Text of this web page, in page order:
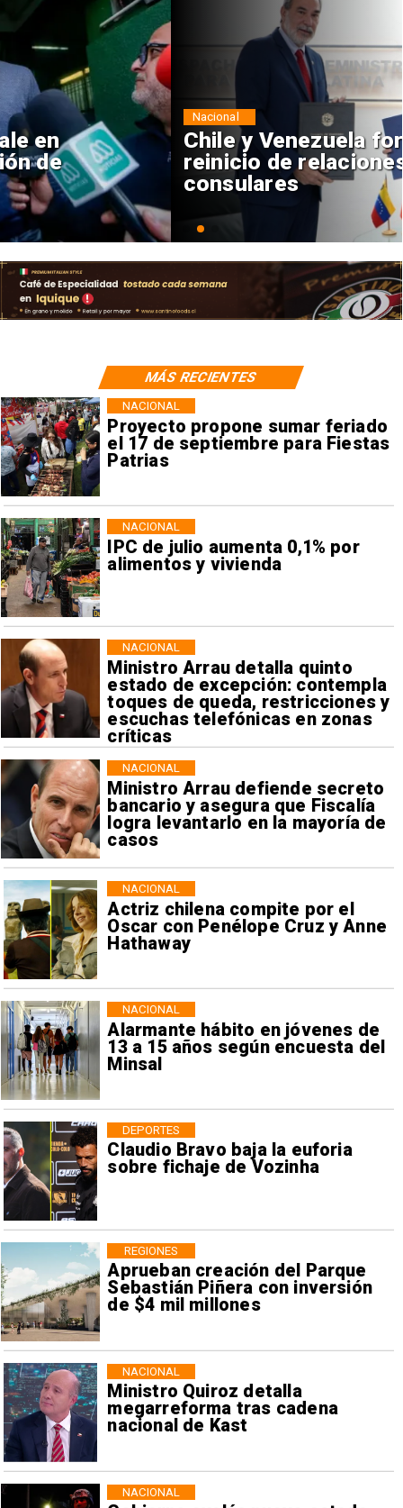
Chile y Venezuela formalizan
reinicio de relaciones
consulares
Nacional
Proyecto propone sumar feriado
el 17 de septiembre para Fiestas
Patrias
NACIONAL
IPC de julio aumenta 0,1% por
alimentos y vivienda
NACIONAL
Ministro Arrau detalla quinto
estado de excepción: contempla
toques de queda, restricciones y
escuchas telefónicas en zonas
críticas
NACIONAL
Ministro Arrau defiende secreto
bancario y asegura que Fiscalía
logra levantarlo en la mayoría de
casos
NACIONAL
Actriz chilena compite por el
Oscar con Penélope Cruz y Anne
Hathaway
NACIONAL
Alarmante hábito en jóvenes de
13 a 15 años según encuesta del
Minsal
NACIONAL
Claudio Bravo baja la euforia
sobre fichaje de Vozinha
DEPORTES
Aprueban creación del Parque
Sebastián Piñera con inversión
de $4 mil millones
REGIONES
Ministro Quiroz detalla
megarreforma tras cadena
nacional de Kast
NACIONAL
NACIONAL
MÁS RECIENTES